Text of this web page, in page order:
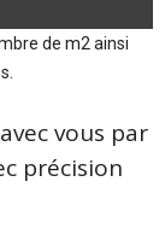
de m2 ainsi
vous par
précision